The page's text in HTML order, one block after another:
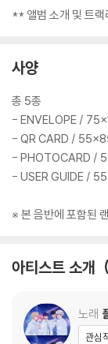
** 앨범 소개 및 트
사양
총 5종
- ENVELOPE /
- QR CARD /
- PHOTOCARD /
- USER GUIDE /
※ 본 음반에 포함된
아티스트 소개
노래
관심